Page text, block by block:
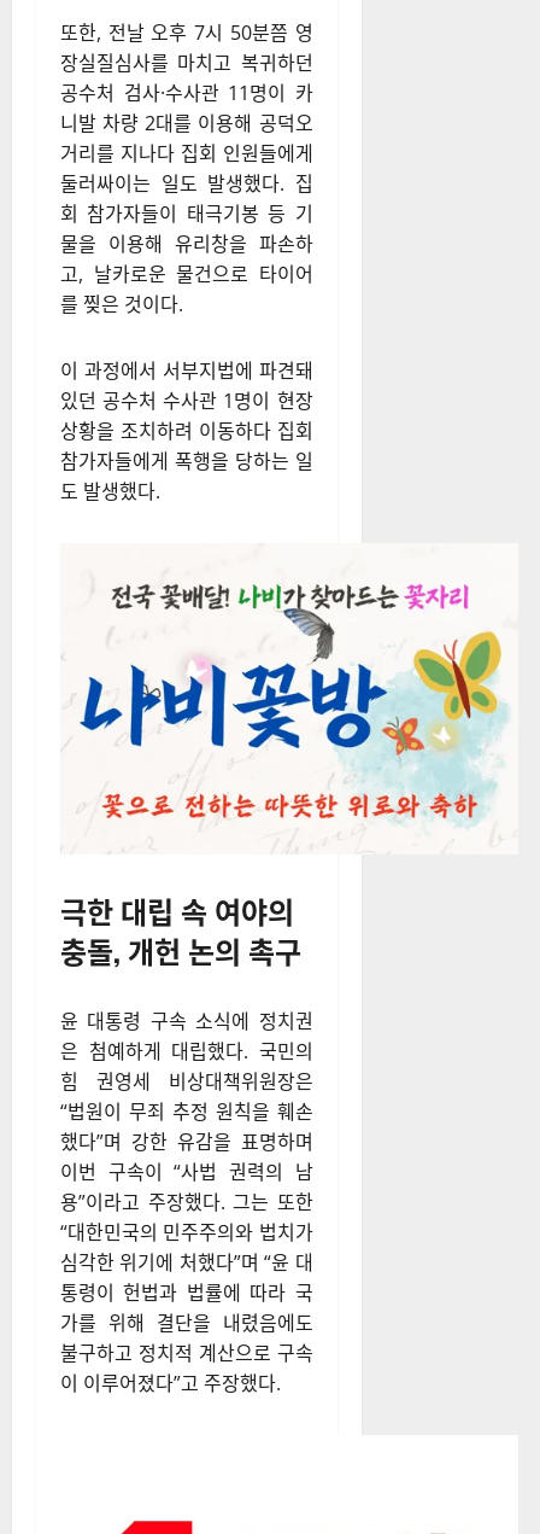
법치주의에 대한 중대한 도
전”이라며 윤석열 대통령 구속
영장을 발부한 서울서부지법에
난입해 난동을 부린 시위대에
대해 전원 구속수사 방침을 발
표하며 엄정 대응 방침을 밝혔
다.
또한, 전날 오후 7시 50분쯤 영
장실질심사를 마치고 복귀하던
니발 차량 2대를 이용해 공덕오
거리를 지나다 집회 인원들에게
둘러싸이는 일도 발생했다. 집
회 참가자들이 태극기봉 등 기
물을 이용해 유리창을 파손하
이 과정에서 서부지법에 파견돼
있던 공수처 수사관 1명이 현장
상황을 조치하려 이동하다 집회
참가자들에게 폭행을 당하는 일
도 발생했다.
극한 대립 속 여야의
충돌, 개헌 논의 촉구
윤 대통령 구속 소식에 정치권
은 첨예하게 대립했다. 국민의
힘 권영세 비상대책위원장은
“법원이 무죄 추정 원칙을 훼손
했다”며 강한 유감을 표명하며